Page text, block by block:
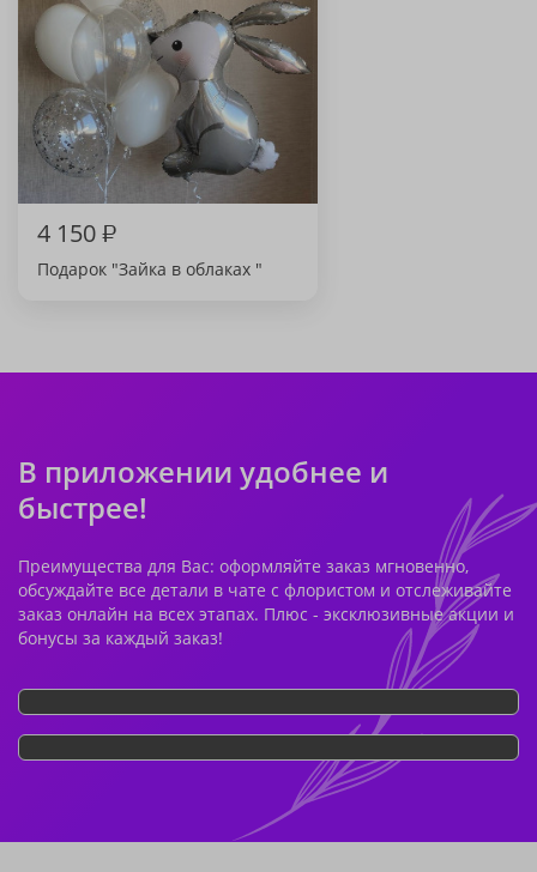
4 150₽
Подарок "Зайка в облаках "
В приложении удобнее и
быстрее!
Преимущества для Вас: оформляйте заказ мгновенно,
обсуждайте все детали в чате с флористом и отслеживайте
заказ онлайн на всех этапах. Плюс - эксклюзивные акции и
бонусы за каждый заказ!